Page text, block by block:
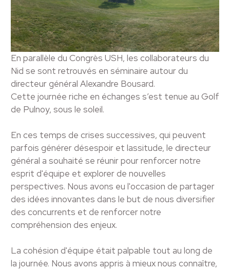
En parallèle du Congrès USH, les collaborateurs du
Nid se sont retrouvés en séminaire autour du
directeur général Alexandre Bousard.
Cette journée riche en échanges s’est tenue au Golf
de Pulnoy, sous le soleil.
En ces temps de crises successives, qui peuvent
parfois générer désespoir et lassitude, le directeur
général a souhaité se réunir pour renforcer notre
esprit d'équipe et explorer de nouvelles
perspectives. Nous avons eu l'occasion de partager
des idées innovantes dans le but de nous diversifier
des concurrents et de renforcer notre
compréhension des enjeux.
La cohésion d'équipe était palpable tout au long de
la journée. Nous avons appris à mieux nous connaître,